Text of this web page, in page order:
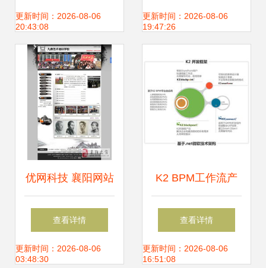
谱——市场现状、
竞争格局与信息系
统集成服务新趋势
更新时间：2026-08-06
20:43:08
局动漫游戏与IT服
更新时间：2026-08-06
19:47:26
优网科技 襄阳网站
建设与信息系统集
成的领航者
查看详情
更新时间：2026-08-06
03:48:30
K2 BPM工作流产
品介绍 赋能信息系
统集成服务
查看详情
更新时间：2026-08-06
16:51:08